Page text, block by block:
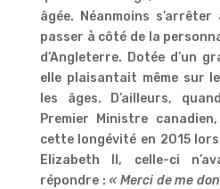
âgée. Néanmoins
passer à côté de la
d’Angleterre. Dotée d’un
elle plaisantait même sur
les âges. D’ailleurs,
Premier Ministre
cette longévité en 2015
Elizabeth II, celle-ci
répondre :« Merci de me